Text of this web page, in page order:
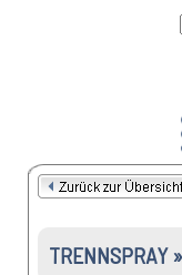
TRENNSPRAY